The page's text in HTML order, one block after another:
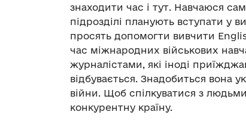
знаходити час і тут. Навчаюся
підрозділі планують вступати у
просять допомогти вивчити
час міжнародних військових
журналістами, які іноді
відбувається. Знадобиться вона
війни. Щоб спілкуватися з
конкурентну країну.